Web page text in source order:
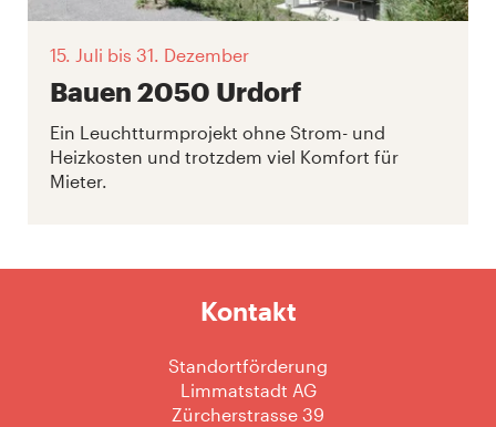
15. Juli bis 31. Dezember
Bauen 2050 Urdorf
Ein Leuchtturmprojekt ohne Strom- und
Heizkosten und trotzdem viel Komfort für
Mieter.
Kontakt
Standortförderung
Limmatstadt AG
Zürcherstrasse 39